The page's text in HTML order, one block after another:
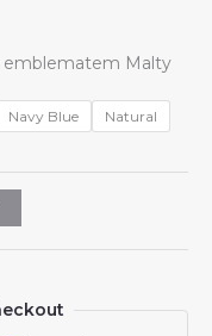
emblematem Malty
Navy Blue Natural